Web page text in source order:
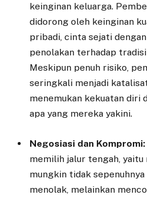
keinginan keluarga.
didorong oleh keinginan
pribadi, cinta sejati
penolakan terhadap
Meskipun penuh risiko,
seringkali menjadi
menemukan kekuatan diri
apa yang mereka yakini.
Negosiasi dan Kompromi:
memilih jalur tengah, yaitu
mungkin tidak
menolak, melainkan